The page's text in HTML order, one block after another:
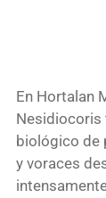
En Hortalan
Nesidiocoris
biológico de
y voraces